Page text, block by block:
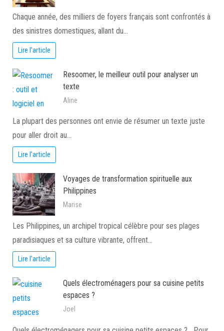
Chaque année, des milliers de foyers français sont confrontés à
des sinistres domestiques, allant du…
Lire l'article
Resoomer, le meilleur outil pour analyser un
texte
Aline
La plupart des personnes ont envie de résumer un texte juste
pour aller droit au…
Lire l'article
Voyages de transformation spirituelle aux
Philippines
Marise
Les Philippines, un archipel tropical célèbre pour ses plages
paradisiaques et sa culture vibrante, offrent…
Lire l'article
Quels électroménagers pour sa cuisine petits
espaces ?
Joel